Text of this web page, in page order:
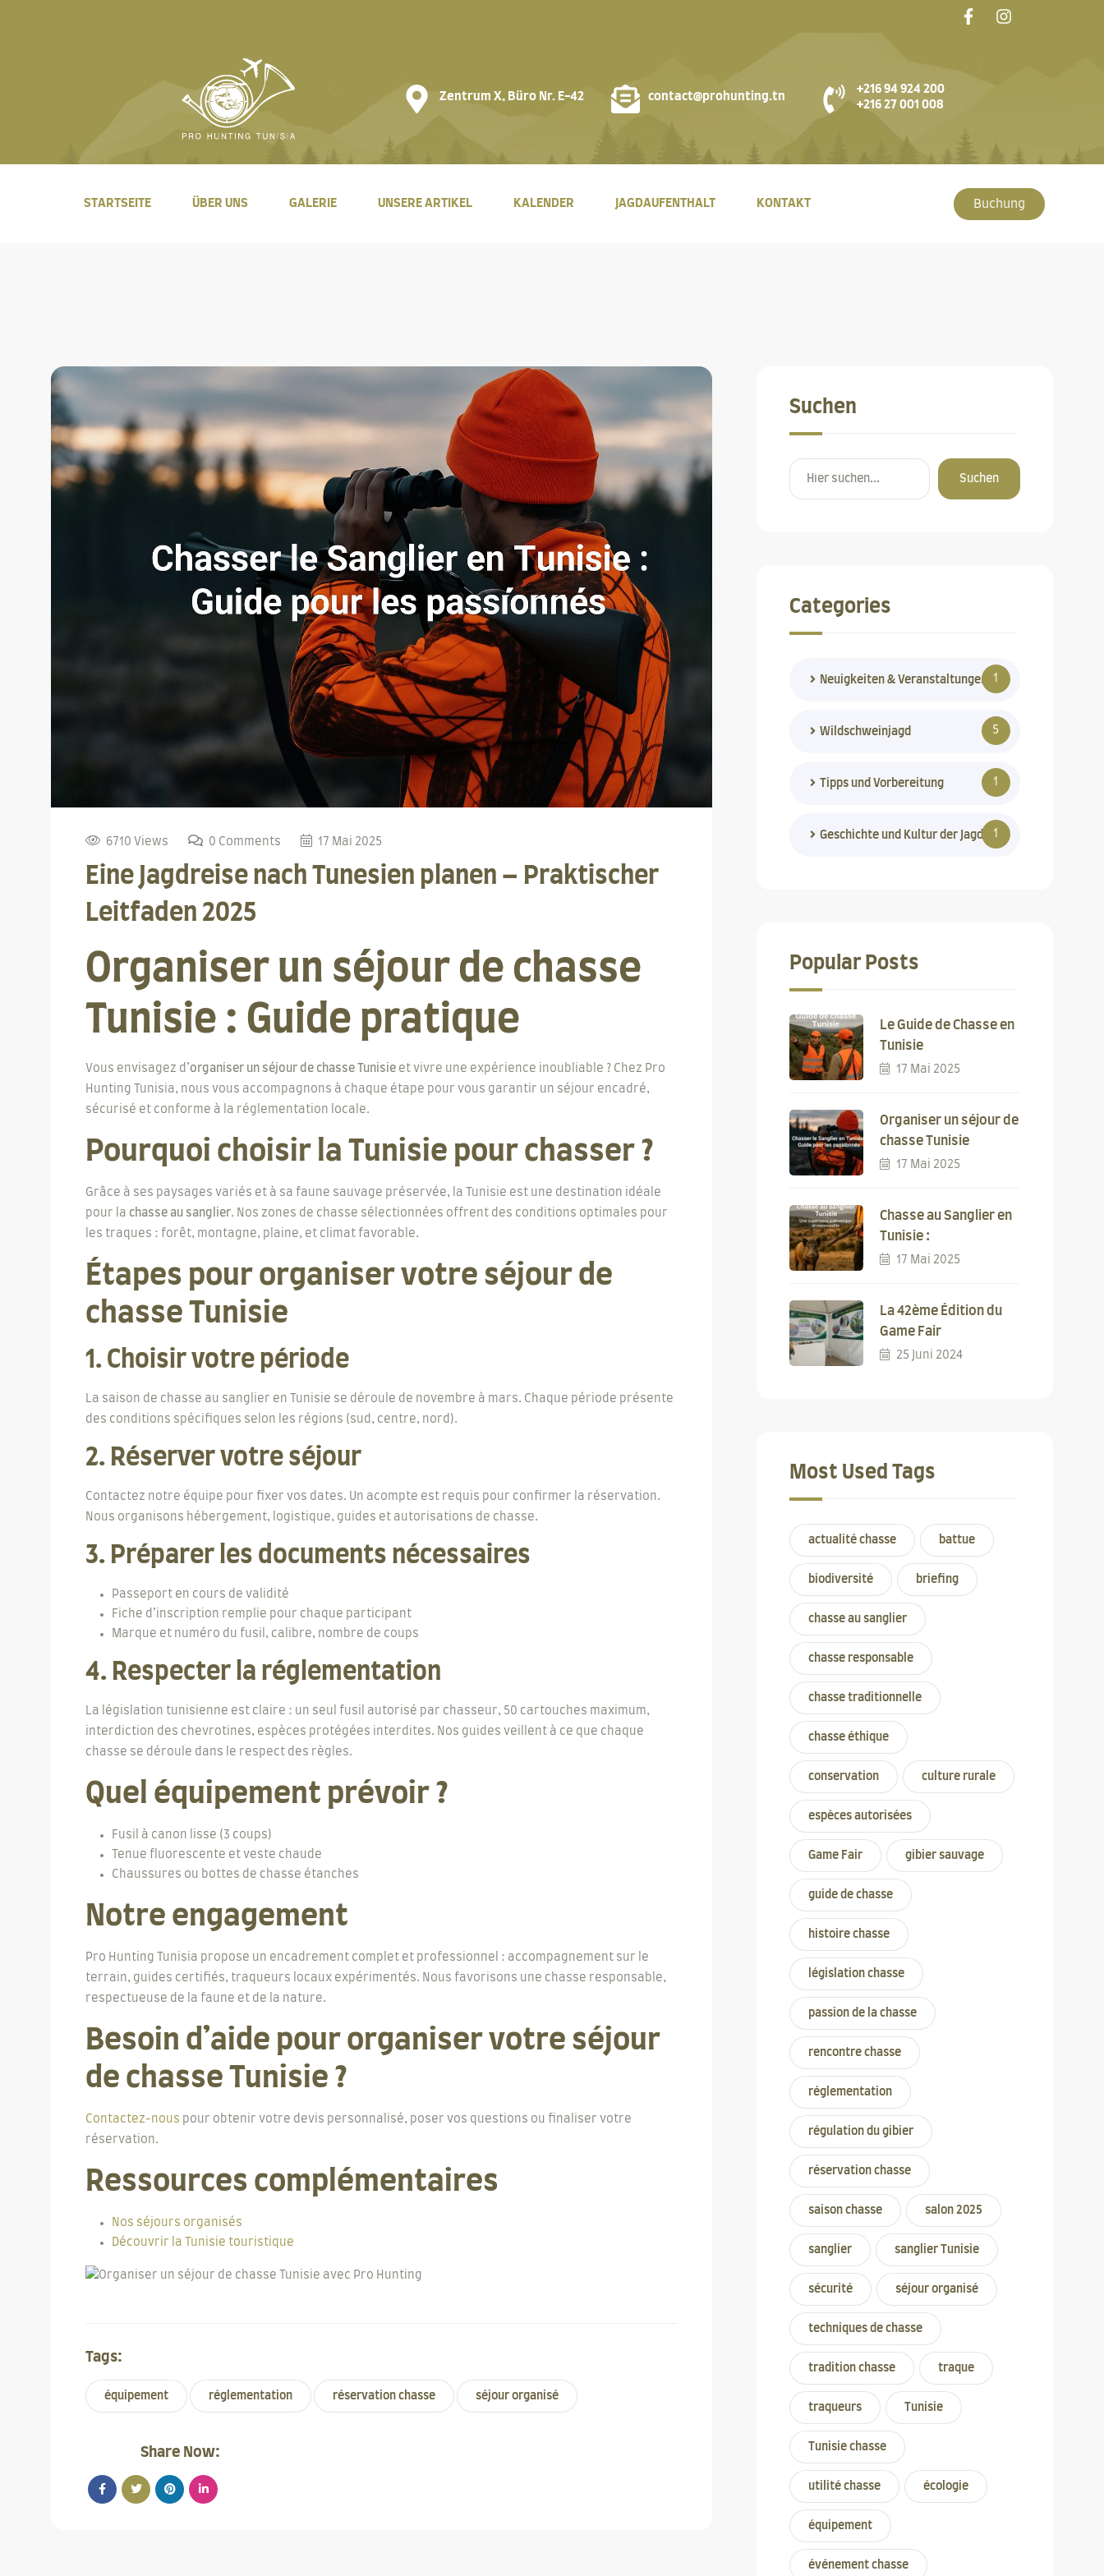
Zentrum X, Büro Nr. E-42 contact@prohunting.tn
+216 94 924 200
+216 27 001 008
STARTSEITE ÜBER UNS GALERIE UNSERE ARTIKEL KALENDER JAGDAUFENTHALT KONTAKT Buchung
6710 Views 0 Comments 17 Mai 2025
Eine Jagdreise nach Tunesien planen – Praktischer
Leitfaden 2025
Organiser un séjour de chasse
Tunisie : Guide pratique
Vous envisagez d’organiser un séjour de chasse Tunisie et vivre une expérience inoubliable ? Chez Pro
Hunting Tunisia, nous vous accompagnons à chaque étape pour vous garantir un séjour encadré,
sécurisé et conforme à la réglementation locale.
Pourquoi choisir la Tunisie pour chasser ?
Grâce à ses paysages variés et à sa faune sauvage préservée, la Tunisie est une destination idéale
pour la chasse au sanglier. Nos zones de chasse sélectionnées offrent des conditions optimales pour
les traques : forêt, montagne, plaine, et climat favorable.
Étapes pour organiser votre séjour de
chasse Tunisie
1. Choisir votre période
La saison de chasse au sanglier en Tunisie se déroule de novembre à mars. Chaque période présente
des conditions spécifiques selon les régions (sud, centre, nord).
2. Réserver votre séjour
Contactez notre équipe pour fixer vos dates. Un acompte est requis pour confirmer la réservation.
Nous organisons hébergement, logistique, guides et autorisations de chasse.
3. Préparer les documents nécessaires
Passeport en cours de validité
Fiche d’inscription remplie pour chaque participant
Marque et numéro du fusil, calibre, nombre de coups
4. Respecter la réglementation
La législation tunisienne est claire : un seul fusil autorisé par chasseur, 50 cartouches maximum,
interdiction des chevrotines, espèces protégées interdites. Nos guides veillent à ce que chaque
chasse se déroule dans le respect des règles.
Quel équipement prévoir ?
Fusil à canon lisse (3 coups)
Tenue fluorescente et veste chaude
Chaussures ou bottes de chasse étanches
Notre engagement
Pro Hunting Tunisia propose un encadrement complet et professionnel : accompagnement sur le
terrain, guides certifiés, traqueurs locaux expérimentés. Nous favorisons une chasse responsable,
respectueuse de la faune et de la nature.
Besoin d’aide pour organiser votre séjour
de chasse Tunisie ?
Contactez-nous pour obtenir votre devis personnalisé, poser vos questions ou finaliser votre
réservation.
Ressources complémentaires
Nos séjours organisés
Découvrir la Tunisie touristique
Tags:
équipement réglementation réservation chasse séjour organisé
Share Now:
Suchen
Suchen
Categories
Neuigkeiten & Veranstaltungen 1
Wildschweinjagd 5
Tipps und Vorbereitung 1
Geschichte und Kultur der Jagd 1
Popular Posts
Le Guide de Chasse en
Tunisie
17 Mai 2025
Organiser un séjour de
chasse Tunisie
17 Mai 2025
Chasse au Sanglier en
Tunisie :
17 Mai 2025
La 42ème Édition du
Game Fair
25 Juni 2024
Most Used Tags
actualité chasse battue
biodiversité briefing
chasse au sanglier
chasse responsable
chasse traditionnelle
chasse éthique
conservation culture rurale
espèces autorisées
Game Fair gibier sauvage
guide de chasse
histoire chasse
législation chasse
passion de la chasse
rencontre chasse
réglementation
régulation du gibier
réservation chasse
saison chasse salon 2025
sanglier sanglier Tunisie
sécurité séjour organisé
techniques de chasse
tradition chasse traque
traqueurs Tunisie
Tunisie chasse
utilité chasse écologie
équipement
événement chasse